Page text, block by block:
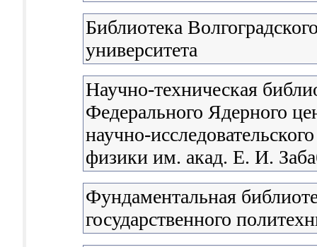
Библиотека
университета
Научно-техническая
Федерального Ядерного
научно-
физики им. акад. Е. И.
Фундаментальная
государственного